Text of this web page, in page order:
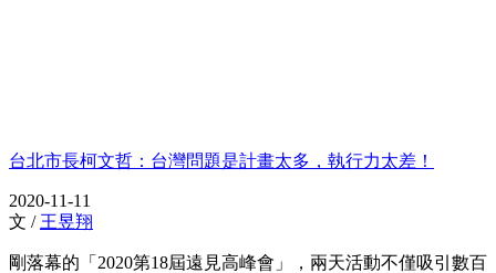
台北市長柯文哲：台灣問題是計畫太多，執行力太差！
2020-11-11
文 / 王昱翔
剛落幕的「2020第18屆遠見高峰會」，兩天活動不僅吸引數百